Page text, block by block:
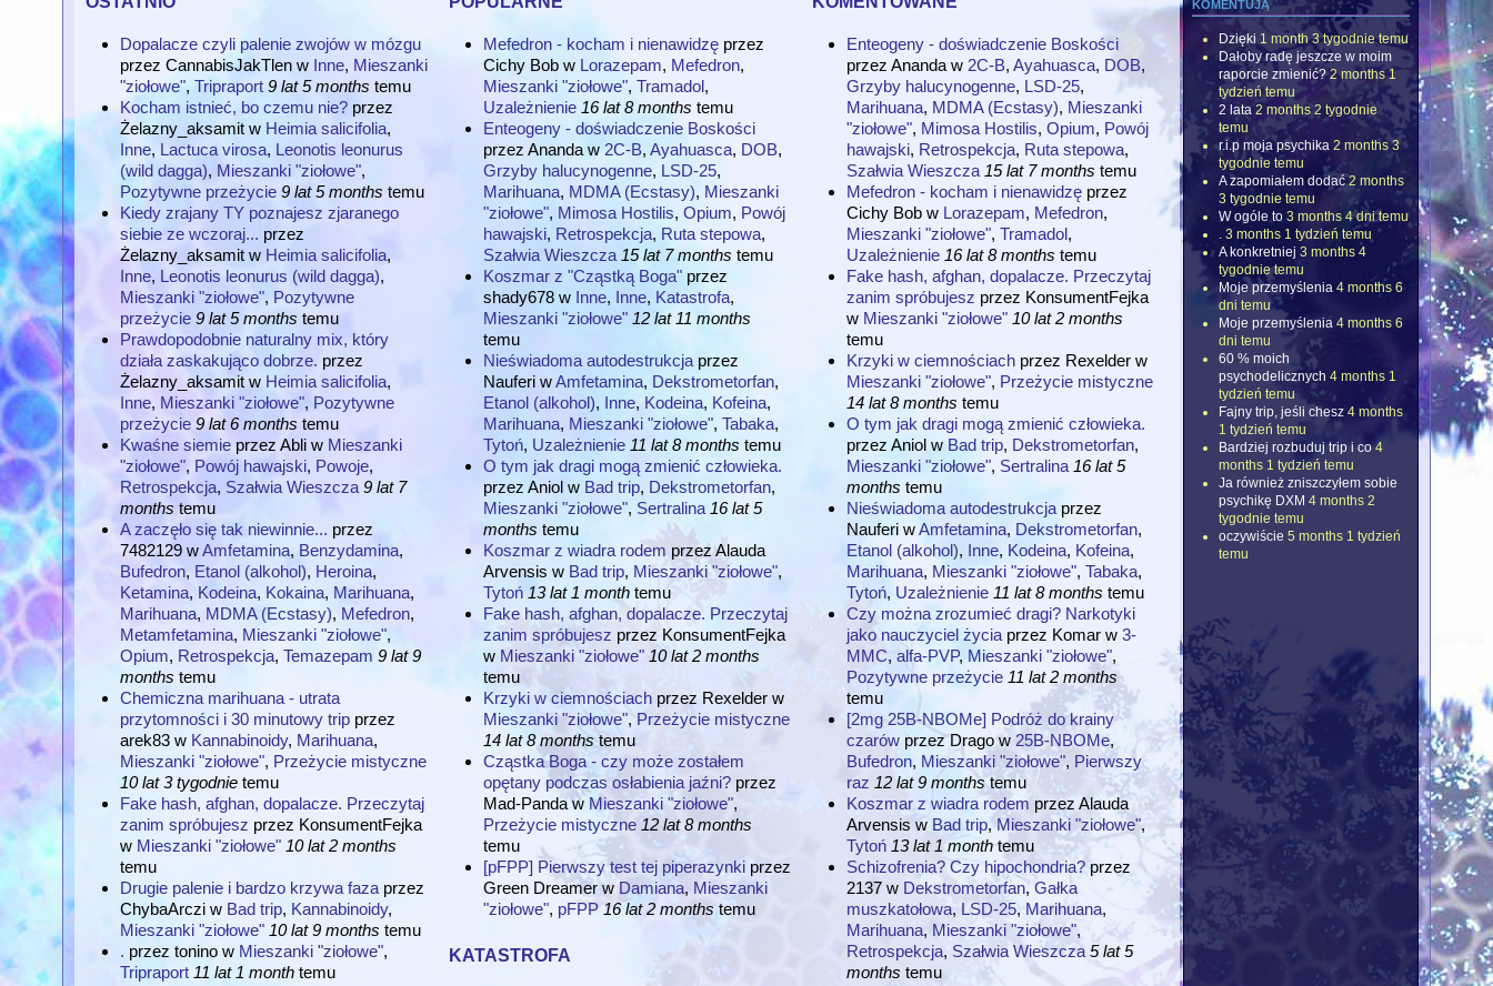
Dopalacze czyli palenie zwojów w mózgu
przez CannabisJakTlen w Inne, Mieszanki
"ziołowe", Tripraport 9 lat 5 months temu
Kocham istnieć, bo czemu nie? przez
Żelazny_aksamit w Heimia salicifolia,
Inne, Lactuca virosa, Leonotis leonurus
(wild dagga), Mieszanki "ziołowe",
Pozytywne przeżycie 9 lat 5 months temu
Kiedy zrajany TY poznajesz zjaranego
siebie ze wczoraj... przez
Żelazny_aksamit w Heimia salicifolia,
Inne, Leonotis leonurus (wild dagga),
Mieszanki "ziołowe", Pozytywne
przeżycie 9 lat 5 months temu
Prawdopodobnie naturalny mix, który
działa zaskakująco dobrze. przez
Żelazny_aksamit w Heimia salicifolia,
Inne, Mieszanki "ziołowe", Pozytywne
przeżycie 9 lat 6 months temu
Kwaśne siemie przez Abli w Mieszanki
"ziołowe", Powój hawajski, Powoje,
Retrospekcja, Szałwia Wieszcza 9 lat 7
months temu
A zaczęło się tak niewinnie... przez
7482129 wAmfetamina, Benzydamina,
Bufedron, Etanol (alkohol), Heroina,
Ketamina, Kodeina, Kokaina, Marihuana,
Marihuana, MDMA (Ecstasy), Mefedron,
Metamfetamina, Mieszanki "ziołowe",
Opium, Retrospekcja, Temazepam 9 lat 9
months temu
Chemiczna marihuana - utrata
przytomności i 30 minutowy trip przez
arek83 w Kannabinoidy, Marihuana,
Mieszanki "ziołowe", Przeżycie mistyczne
10 lat 3 tygodnie temu
Fake hash, afghan, dopalacze. Przeczytaj
zanim spróbujesz przez KonsumentFejka
w Mieszanki "ziołowe" 10 lat 2 months
temu
Drugie palenie i bardzo krzywa faza przez
ChybaArczi w Bad trip, Kannabinoidy,
Mieszanki "ziołowe" 10 lat 9 months temu
. przez tonino w Mieszanki "ziołowe",
Tripraport 11 lat 1 month temu
Mefedron - kocham i nienawidzę przez
Cichy Bob w Lorazepam, Mefedron,
Mieszanki "ziołowe", Tramadol,
Uzależnienie 16 lat 8 months temu
Enteogeny - doświadczenie Boskości
przez Ananda w 2C-B, Ayahuasca, DOB,
Grzyby halucynogenne, LSD-25,
Marihuana, MDMA (Ecstasy), Mieszanki
"ziołowe", Mimosa Hostilis, Opium, Powój
hawajski, Retrospekcja, Ruta stepowa,
Szałwia Wieszcza 15 lat 7 months temu
Koszmar z "Cząstką Boga" przez
shady678 w Inne, Inne, Katastrofa,
Mieszanki "ziołowe" 12 lat 11 months
temu
Nieświadoma autodestrukcja przez
Nauferi w Amfetamina, Dekstrometorfan,
Etanol (alkohol), Inne, Kodeina, Kofeina,
Marihuana, Mieszanki "ziołowe", Tabaka,
Tytoń, Uzależnienie 11 lat 8 months temu
O tym jak dragi mogą zmienić człowieka.
przez Aniol w Bad trip, Dekstrometorfan,
Mieszanki "ziołowe", Sertralina 16 lat 5
months temu
Koszmar z wiadra rodem przezAlauda
Arvensis w Bad trip, Mieszanki "ziołowe",
Tytoń 13 lat 1 monthtemu
Fake hash, afghan, dopalacze. Przeczytaj
zanim spróbujesz przez KonsumentFejka
w Mieszanki "ziołowe" 10 lat 2 months
temu
Krzyki w ciemnościach przez Rexelder w
Mieszanki "ziołowe", Przeżycie mistyczne
14 lat 8 monthstemu
Cząstka Boga - czy może zostałem
opętany podczas osłabienia jaźni? przez
Mad-Panda w Mieszanki "ziołowe",
Przeżycie mistyczne 12 lat 8 months
temu
[pFPP] Pierwszy test tej piperazynki przez
Green Dreamer w Damiana, Mieszanki
"ziołowe", pFPP 16 lat 2 months temu
katastrofa
Enteogeny - doświadczenie Boskości
przez Ananda w 2C-B, Ayahuasca, DOB,
Grzyby halucynogenne, LSD-25,
Marihuana, MDMA (Ecstasy), Mieszanki
"ziołowe", Mimosa Hostilis, Opium, Powój
hawajski, Retrospekcja, Ruta stepowa,
Szałwia Wieszcza 15 lat 7 months temu
Mefedron - kocham i nienawidzę przez
Cichy Bob w Lorazepam, Mefedron,
Mieszanki "ziołowe", Tramadol,
Uzależnienie 16 lat 8 months temu
Fake hash, afghan, dopalacze. Przeczytaj
zanim spróbujesz przez KonsumentFejka
w Mieszanki "ziołowe" 10 lat 2 months
temu
Krzyki w ciemnościach przez Rexelder w
Mieszanki "ziołowe", Przeżycie mistyczne
14 lat 8 months temu
O tym jak dragi mogą zmienić człowieka.
przez Aniol w Bad trip, Dekstrometorfan,
Mieszanki "ziołowe", Sertralina 16 lat 5
months temu
Nieświadoma autodestrukcja przez
Nauferi wAmfetamina, Dekstrometorfan,
Etanol (alkohol), Inne, Kodeina, Kofeina,
Marihuana, Mieszanki "ziołowe", Tabaka,
Tytoń, Uzależnienie 11 lat 8 months temu
Czy można zrozumieć dragi? Narkotyki
jako nauczyciel życia przez Komar w 3-
MMC, alfa-PVP, Mieszanki "ziołowe",
Pozytywne przeżycie 11 lat 2 months
temu
[2mg 25B-NBOMe] Podróż do krainy
czarów przezDrago w 25B-NBOMe,
Bufedron, Mieszanki "ziołowe", Pierwszy
raz 12 lat 9 monthstemu
Koszmar z wiadra rodem przez Alauda
Arvensis w Bad trip,Mieszanki "ziołowe",
Tytoń 13 lat 1 monthtemu
Schizofrenia? Czy hipochondria? przez
2137 w Dekstrometorfan, Gałka
muszkatołowa, LSD-25, Marihuana,
Marihuana, Mieszanki "ziołowe",
Retrospekcja, Szałwia Wieszcza 5 lat 5
months temu
Dzięki 1 month 3 tygodnie temu
Dałoby radę jeszcze w moim
raporcie zmienić? 2 months 1
tydzień temu
2 lata 2 months 2 tygodnie
temu
r.i.p moja psychika 2 months 3
tygodnie temu
A zapomiałem dodać 2 months
3 tygodnie temu
W ogóle to 3 months 4 dni temu
3 months 1 tydzień temu
A konkretniej 3 months 4
tygodnie temu
Moje przemyślenia 4 months 6
dni temu
Moje przemyślenia 4 months 6
dni temu
60 % moich
psychodelicznych 4 months 1
tydzień temu
Fajny trip, jeśli chesz 4 months
1 tydzień temu
Bardziej rozbuduj trip i co 4
months 1 tydzień temu
Ja również zniszczyłem sobie
psychikę DXM 4 months 2
tygodnie temu
oczywiście 5 months 1 tydzień
temu